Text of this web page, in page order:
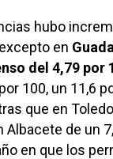
hubo
en
del 4,79 por
100, un 11,6
que en
Albacete de un
en que los